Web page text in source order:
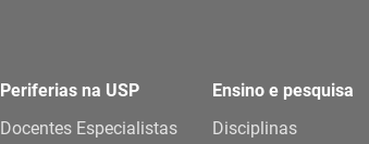
Periferias na USP
Docentes Especialistas
Ensino e pesquisa
Disciplinas